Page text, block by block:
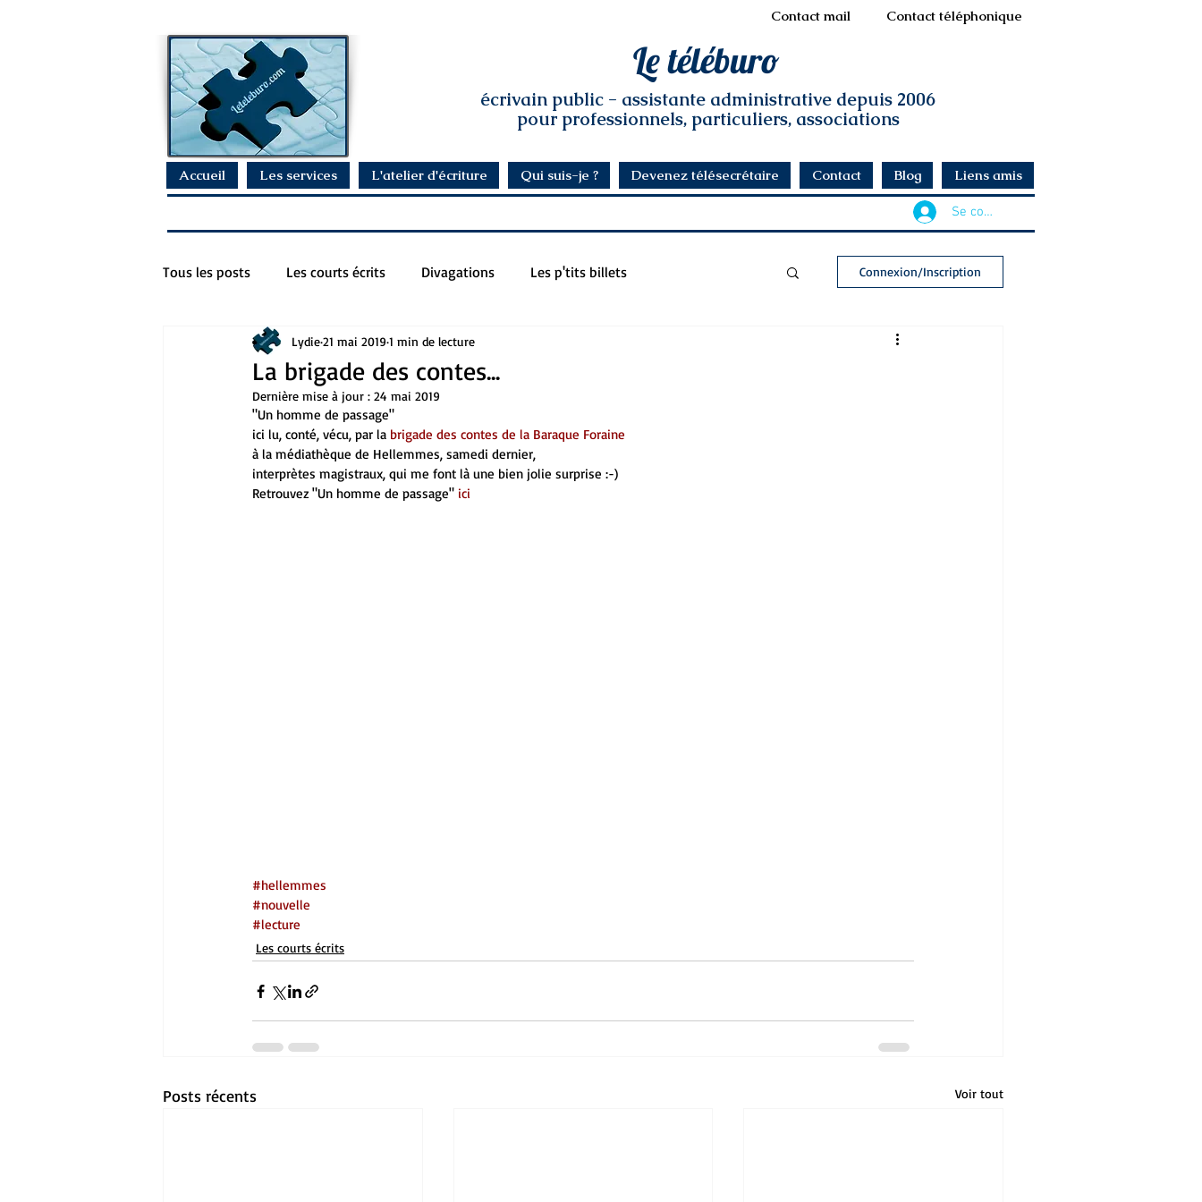
Le téléburo
écrivain public - assistante administrative depuis 2006
pour professionnels, particuliers, associations
Accueil Les services L'atelier d'écriture Qui suis-je ? Devenez télésecrétaire Contact Blog Liens amis
Se connecter
Contact mail Contact téléphonique
Tous les posts Les courts écrits Divagations Les p'tits billets Connexion/Inscription
La brigade des contes...
Lydie21 mai 2019 1 min de lecture
Dernière mise à jour : 24 mai 2019
"Un homme de passage"
ici lu, conté, vécu, par la brigade des contes de la Baraque Foraine
à la médiathèque de Hellemmes, samedi dernier,
interprètes magistraux, qui me font là une bien jolie surprise :-)
Retrouvez "Un homme de passage" ici
#hellemmes
#nouvelle
#lecture
Les courts écrits
Posts récents Voir tout